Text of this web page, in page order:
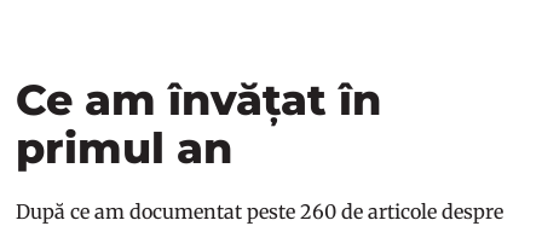
Ce am învățat în
primul an
După ce am documentat peste 260 de articole despre